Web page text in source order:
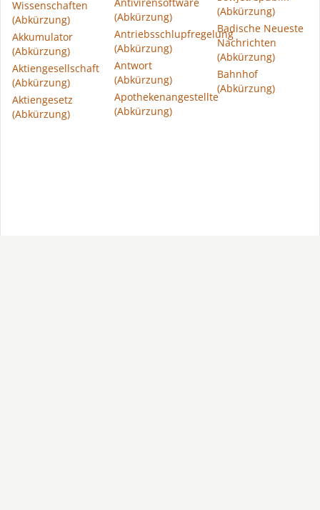
Wissenschaften
(Abkürzung)
Akkumulator
(Abkürzung)
Aktiengesellschaft
(Abkürzung)
Aktiengesetz
(Abkürzung)
(Abkürzung)
Antriebsschlupfregelung
(Abkürzung)
Antwort
(Abkürzung)
Apothekenangestellte
(Abkürzung)
(Abkürzung)
Badische Neueste
Nachrichten
(Abkürzung)
Bahnhof
(Abkürzung)